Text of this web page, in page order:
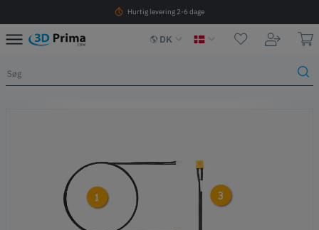
Hurtig levering 2-6 dage
DK